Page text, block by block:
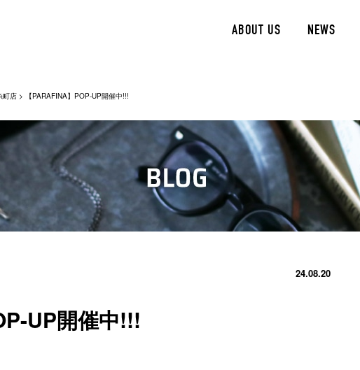
ABOUT US NEWS
町店 > 【PARAFINA】POP-UP開催中!!!
24.08.20
UP開催中!!!